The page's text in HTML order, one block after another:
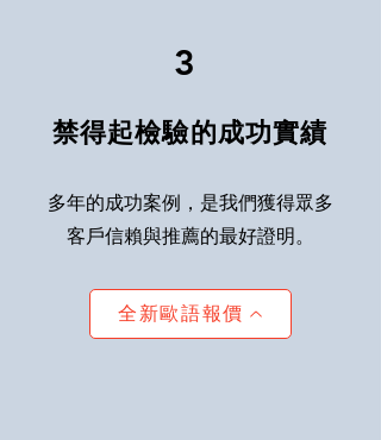
3
禁得起檢驗的成功實績
多年的成功案例，是我們獲得眾多
客戶信賴與推薦的最好證明。
全新歐語報價